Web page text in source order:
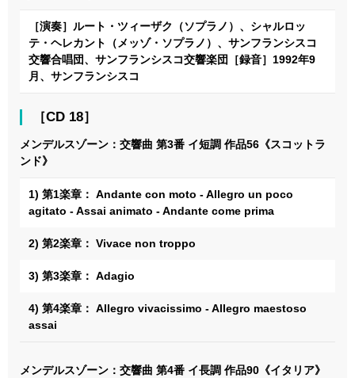
［演奏］ルート・ツィーザク（ソプラノ）、シャルロッ
テ・ヘレカント（メッゾ・ソプラノ）、サンフランシスコ
交響合唱団、サンフランシスコ交響楽団［録音］1992年9
月、サンフランシスコ
［CD 18］
メンデルスゾーン：交響曲 第3番 イ短調 作品56《スコットラ
ンド》
1) 第1楽章： Andante con moto - Allegro un poco
agitato - Assai animato - Andante come prima
2) 第2楽章： Vivace non troppo
3) 第3楽章： Adagio
4) 第4楽章： Allegro vivacissimo - Allegro maestoso
assai
メンデルスゾーン：交響曲 第4番 イ長調 作品90《イタリア》